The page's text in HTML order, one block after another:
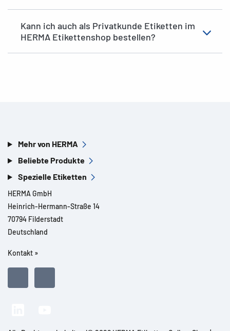
Kann ich auch als Privatkunde Etiketten im
HERMA Etikettenshop bestellen?
Mehr von HERMA
Beliebte Produkte
Spezielle Etiketten
HERMA GmbH
Heinrich-Hermann-Straße 14
70794 Filderstadt
Deutschland
Kontakt »